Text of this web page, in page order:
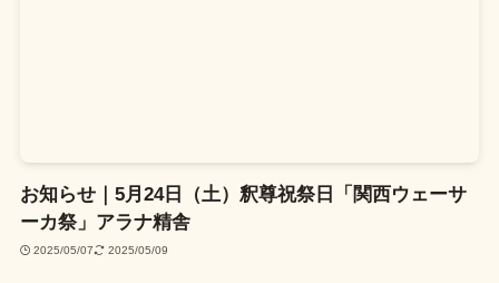
お知らせ｜5月24日（土）釈尊祝祭日「関西ウェーサ
ーカ祭」アラナ精舎
2025/05/07 2025/05/09